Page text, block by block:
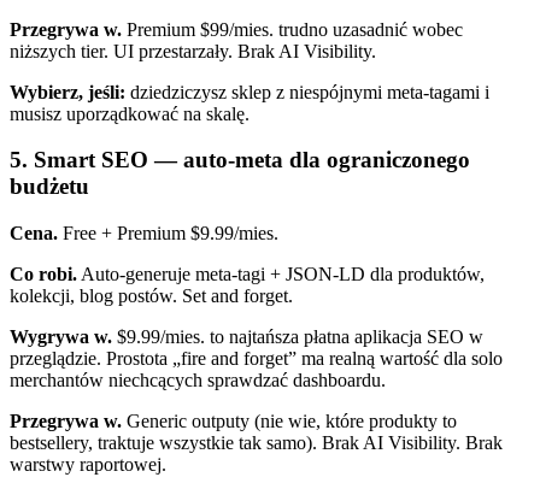
Przegrywa w. Premium $99/mies. trudno uzasadnić wobec
niższych tier. UI przestarzały. Brak AI Visibility.
Wybierz, jeśli: dziedziczysz sklep z niespójnymi meta-tagami i
musisz uporządkować na skalę.
5. Smart SEO — auto-meta dla ograniczonego
budżetu
Cena. Free + Premium $9.99/mies.
Co robi. Auto-generuje meta-tagi + JSON-LD dla produktów,
kolekcji, blog postów. Set and forget.
Wygrywa w. $9.99/mies. to najtańsza płatna aplikacja SEO w
przeglądzie. Prostota „fire and forget” ma realną wartość dla solo
merchantów niechcących sprawdzać dashboardu.
Przegrywa w. Generic outputy (nie wie, które produkty to
bestsellery, traktuje wszystkie tak samo). Brak AI Visibility. Brak
warstwy raportowej.